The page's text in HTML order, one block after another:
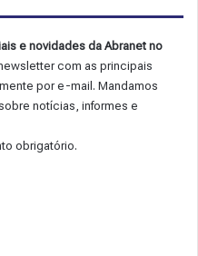
e novidades da Abranet no
com as principais
por e-mail. Mandamos
notícias, informes e
obrigatório.